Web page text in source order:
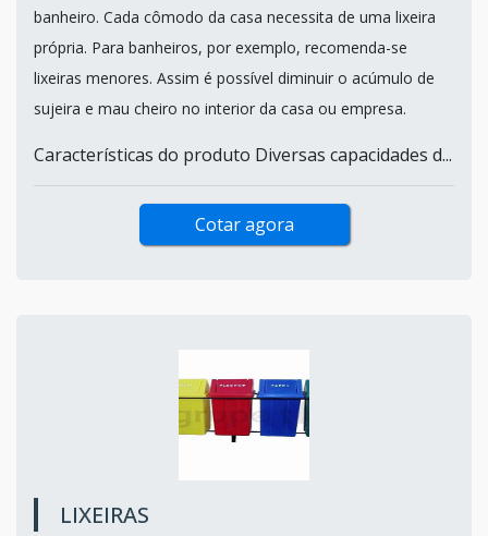
banheiro. Cada cômodo da casa necessita de uma lixeira
própria. Para banheiros, por exemplo, recomenda-se
lixeiras menores. Assim é possível diminuir o acúmulo de
sujeira e mau cheiro no interior da casa ou empresa.
Características do produto Diversas capacidades d...
Cotar agora
LIXEIRAS